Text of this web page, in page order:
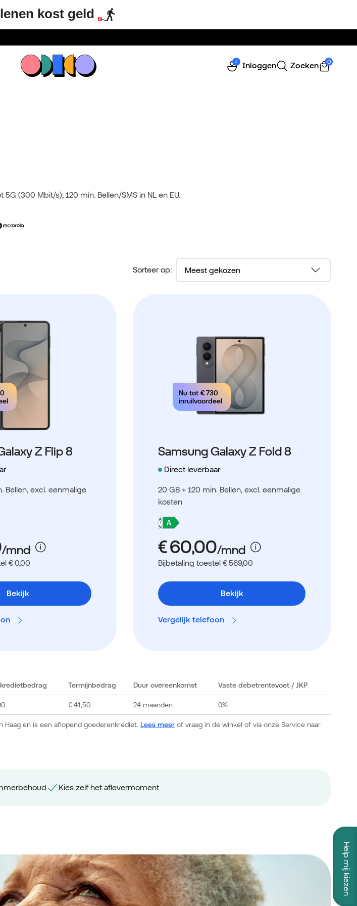
kost geld
Inloggen Zoeken 0
(300 Mbit/s), 120 min. Bellen/SMS in NL en EU.
Sorteer op:
Z Flip 8
Bellen, excl. eenmalige
€ 0,00
Bekijk
Nu tot € 730
inruilvoordeel
Samsung Galaxy Z Fold 8
Direct leverbaar
20 GB + 120 min. Bellen, excl. eenmalige
kosten
Bijbetaling toestel € 569,00
Bekijk
Vergelijk telefoon
Termijnbedrag Duur overeenkomst Vaste debetrentevoet / JKP
Haag en is een aflopend goederenkrediet. Lees meer of vraag in de winkel of via onze Service naar
€ 41,50 24 maanden 0%
Kies zelf het aflevermoment
Help mij kiezen